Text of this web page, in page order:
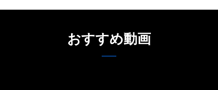
おすすめ動画